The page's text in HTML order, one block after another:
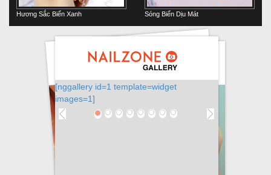
Hương Sắc Biển Xanh Sóng Biển Dịu Mát
[nggallery id=1 template=widget
images=1]